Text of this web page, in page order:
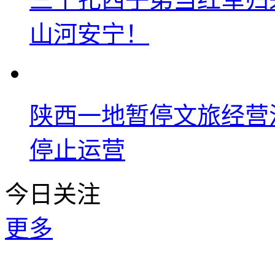
山河安宁！
陕西一地暂停文旅经
停止运营
今日关注
更多